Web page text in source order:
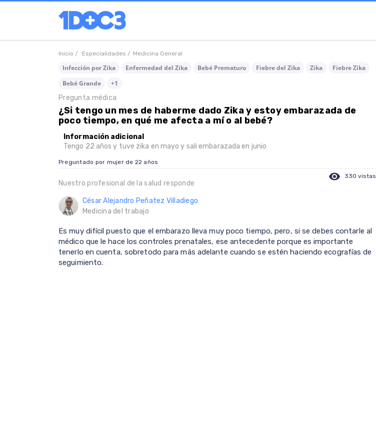
Inicio / Especialidades / Medicina General
Infección por Zika Enfermedad del Zika Bebé Prematuro Fiebre del Zika Zika
Fiebre Zika
Bebé Grande
+1
Pregunta médica
¿Si tengo un mes de haberme dado Zika y estoy embarazada de
poco tiempo, en qué me afecta a mí o al bebé?
Información adicional
Tengo 22 años y tuve zika en mayo y sali embarazada en junio
Preguntado por mujer de 22 años
visibility 330 vistas
Nuestro profesional de la salud responde
César Alejandro Peñatez Villadiego
Medicina del trabajo
Es muy difícil puesto que el embarazo lleva muy poco tiempo, pero, si se debes contarle al
médico que le hace los controles prenatales, ese antecedente porque es importante
tenerlo en cuenta, sobretodo para más adelante cuando se estén haciendo ecografías de
seguimiento.